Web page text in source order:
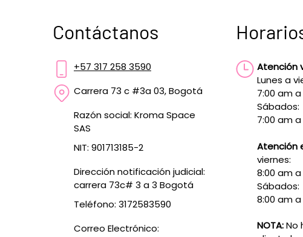
Contáctanos
+57 317 258 3590
Carrera 73 c #3a 03, Bogotá
Razón social: Kroma Space
SAS
NIT: 901713185-2
Dirección notificación judicial:
carrera 73c# 3 a 3 Bogotá
Teléfono: 3172583590
Correo Electrónico:
Atención
Lunes a
7:00 am
Sábados:
7:00 am a
Atención
viernes:
8:00 am
Sábados:
8:00 am a
NOTA:No